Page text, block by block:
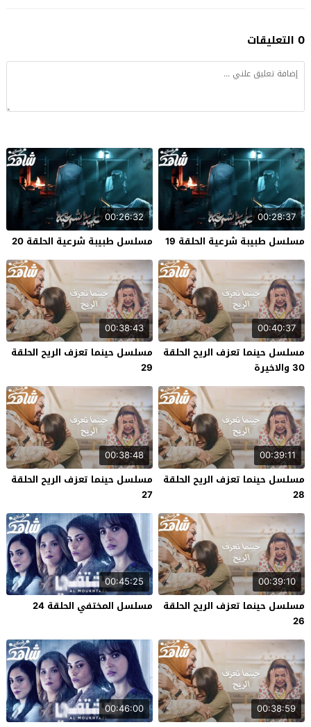
0 التعليقات
00:28:37
مسلسل طبيبة شرعية الحلقة 19
00:26:32
مسلسل طبيبة شرعية الحلقة 20
00:40:37
مسلسل حينما تعزف الريح الحلقة
30 والاخيرة
00:38:43
مسلسل حينما تعزف الريح الحلقة
29
00:39:11
مسلسل حينما تعزف الريح الحلقة
28
00:38:48
مسلسل حينما تعزف الريح الحلقة
27
00:39:10
مسلسل حينما تعزف الريح الحلقة
26
00:45:25
مسلسل المختفي الحلقة 24
00:38:59
00:46:00